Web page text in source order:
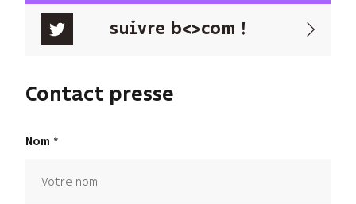
suivre b<>com !
Contact presse
Nom